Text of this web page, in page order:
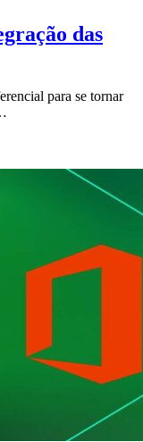
das
para se tornar